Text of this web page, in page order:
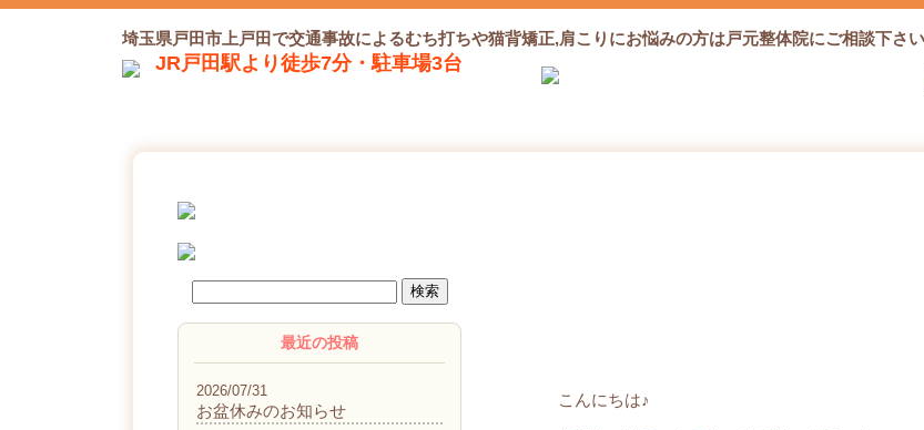
埼玉県戸田市上戸田で交通事故によるむち打ちや猫背矯正,肩こりにお悩みの方は戸元整体院にご相談下さい
JR戸田駅より徒歩7分・駐車場3台
こんにちは♪
最近の投稿
お盆休みのお知らせ
2026/07/31